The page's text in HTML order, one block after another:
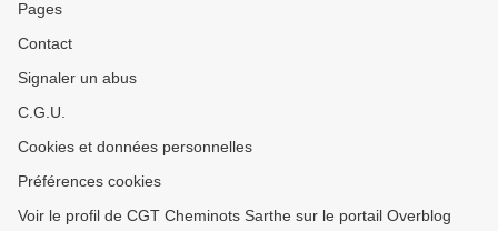
Pages
Contact
Signaler un abus
C.G.U.
Cookies et données personnelles
Préférences cookies
Voir le profil de CGT Cheminots Sarthe sur le portail Overblog